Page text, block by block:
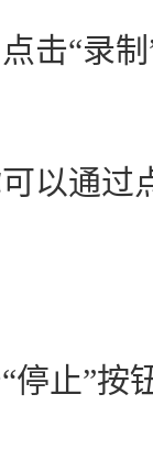
击“录
以通过
停止”按